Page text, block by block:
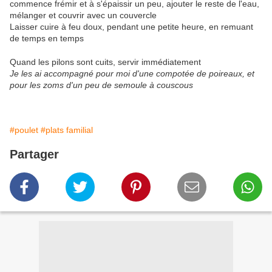
commence frémir et à s'épaissir un peu, ajouter le reste de l'eau,
mélanger et couvrir avec un couvercle
Laisser cuire à feu doux, pendant une petite heure, en remuant
de temps en temps
Quand les pilons sont cuits, servir immédiatement
Je les ai accompagné pour moi d'une compotée de poireaux, et
pour les zoms d'un peu de semoule à couscous
#poulet #plats familial
Partager